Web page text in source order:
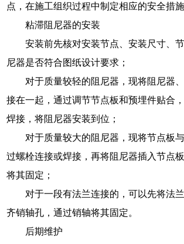
点，在施工组织过程中制定相应的安全措施
粘滞阻尼器的安装
安装前先核对安装节点、安装尺寸、
尼器是否符合图纸设计要求；
对于质量较轻的阻尼器，现将阻尼器
接在一起，通过调节节点板和预埋件贴合
焊接，将阻尼器安装到位；
对于质量较大的阻尼器，现将节点板
过螺栓连接或焊接，再将阻尼器插入节点
将其固定；
对于一段有法兰连接的，可以先将法
齐销轴孔，通过销轴将其固定。
后期维护